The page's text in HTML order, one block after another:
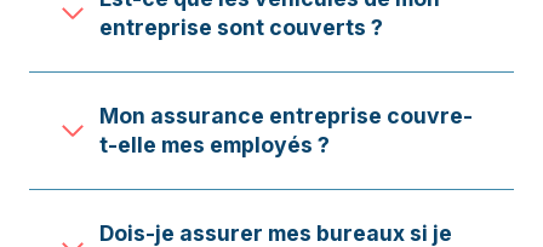
entreprise sont couverts ?
Mon assurance entreprise couvre-
t-elle mes employés ?
Dois-je assurer mes bureaux si je